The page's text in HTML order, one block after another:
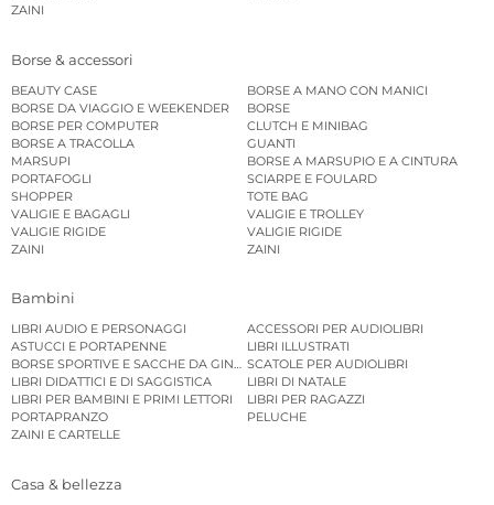
ZAINI
Borse & accessori
BEAUTY CASE
BORSE A MANO CON MANICI
BORSE DA VIAGGIO E WEEKENDER
BORSE
BORSE PER COMPUTER
CLUTCH E MINIBAG
BORSE A TRACOLLA
GUANTI
MARSUPI
BORSE A MARSUPIO E A CINTURA
PORTAFOGLI
SCIARPE E FOULARD
SHOPPER
TOTE BAG
VALIGIE E BAGAGLI
VALIGIE E TROLLEY
VALIGIE RIGIDE
VALIGIE RIGIDE
ZAINI
ZAINI
Bambini
LIBRI AUDIO E PERSONAGGI
ACCESSORI PER AUDIOLIBRI
ASTUCCI E PORTAPENNE
LIBRI ILLUSTRATI
BORSE SPORTIVE E SACCHE DA GINNASTICASCATOLE PER AUDIOLIBRI
LIBRI DIDATTICI E DI SAGGISTICA
LIBRI DI NATALE
LIBRI PER BAMBINI E PRIMI LETTORI
LIBRI PER RAGAZZI
PORTAPRANZO
PELUCHE
ZAINI E CARTELLE
Casa & bellezza